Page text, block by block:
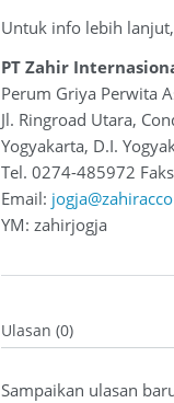
Untuk info lebih
PT Zahir
Perum Griya Perwita
Jl. Ringroad Utara,
Yogyakarta, D.I.
Tel. 0274-485972
Email:
YM: zahirjogja
Ulasan (0)
Sampaikan ulasan